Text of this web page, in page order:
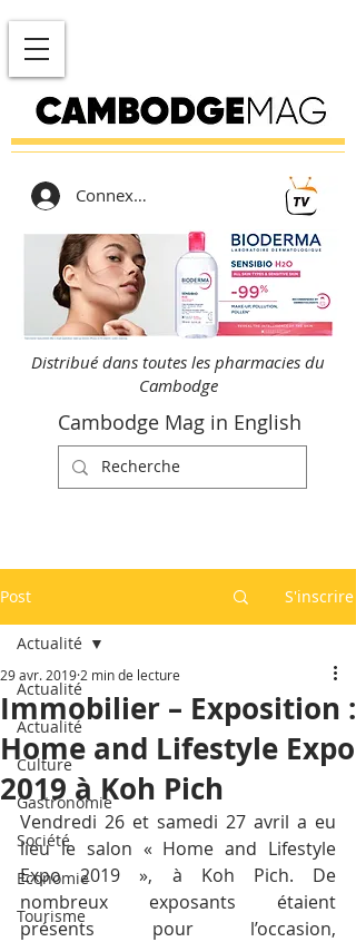
Connexion
Distribué dans toutes les pharmacies du
Cambodge
Cambodge Mag in English
Post S'inscrire
Actualité
Actualité
Culture
Gastronomie
Société
Economie
Tourisme
Actualité
Immobilier – Exposition :
Home and Lifestyle Expo
2019 à Koh Pich
29 avr. 2019 2 min de lecture
Vendredi 26 et samedi 27 avril a eu
lieu le salon « Home and Lifestyle
Expo 2019 », à Koh Pich. De
nombreux exposants étaient
présents pour l’occasion,